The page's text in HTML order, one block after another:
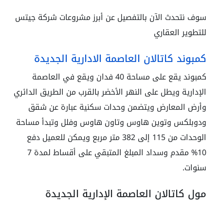
سوف نتحدث الآن بالتفصيل عن أبرز مشروعات شركة جيتس
للتطوير العقاري
كمبوند كاتالان العاصمة الادارية الجديدة
كمبوند يقع على مساحة 40 فدان ويقع في العاصمة
الإدارية ويطل على النهر الأخضر بالقرب من الطريق الدائري
وأرض المعارض ويتضمن وحدات سكنية عبارة عن شقق
ودوبلكس وتوين هاوس وتاون هاوس وفلل وتبدأ مساحة
الوحدات من 115 إلى 382 متر مربع ويمكن للعميل دفع
10% مقدم وسداد المبلغ المتبقي على أقساط لمدة 7
سنوات.
مول كاتالان العاصمة الإدارية الجديدة